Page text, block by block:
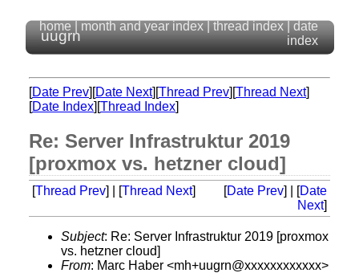
uugrn
home month and year index thread index
date
index
[Date Prev][Date Next][Thread Prev][Thread Next]
[Date Index][Thread Index]
Re: Server Infrastruktur 2019
[proxmox vs. hetzner cloud]
[Thread Prev] | [Thread Next] [Date Prev] | [Date
Next]
Subject: Re: Server Infrastruktur 2019 [proxmox
vs. hetzner cloud]
From: Marc Haber <mh+uugrn@xxxxxxxxxxxx>